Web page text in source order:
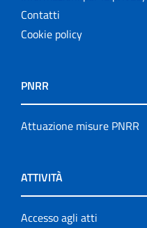
Contatti
Cookie policy
PNRR
Attuazione misure PNRR
ATTIVITÀ
Accesso agli atti